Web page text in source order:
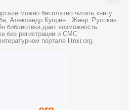
можно бесплатно читать книгу
Александр Куприн . Жанр: Русская
библиотека дает возможность
без регистрации и СМС
портале litmir.org.